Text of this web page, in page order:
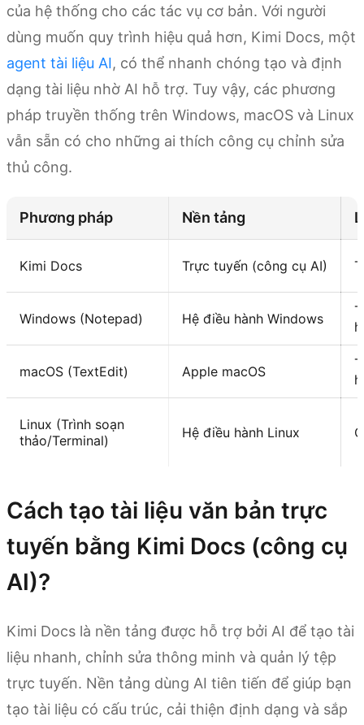
của hệ thống cho các tác vụ cơ bản. Với người
dùng muốn quy trình hiệu quả hơn, Kimi Docs, một
agent tài liệu AI, có thể nhanh chóng tạo và định
dạng tài liệu nhờ AI hỗ trợ. Tuy vậy, các phương
pháp truyền thống trên Windows, macOS và Linux
vẫn sẵn có cho những ai thích công cụ chỉnh sửa
thủ công.
Phương pháp Nền tảng
Kimi Docs Trực tuyến (công cụ AI)
Windows (Notepad) Hệ điều hành Windows
macOS (TextEdit) Apple macOS
Linux (Trình soạn
thảo/Terminal)
Hệ điều hành Linux
Cách tạo tài liệu văn bản trực
tuyến bằng Kimi Docs (công cụ
AI)?
Kimi Docs là nền tảng được hỗ trợ bởi AI để tạo tài
liệu nhanh, chỉnh sửa thông minh và quản lý tệp
trực tuyến. Nền tảng dùng AI tiên tiến để giúp bạn
tạo tài liệu có cấu trúc, cải thiện định dạng và sắp